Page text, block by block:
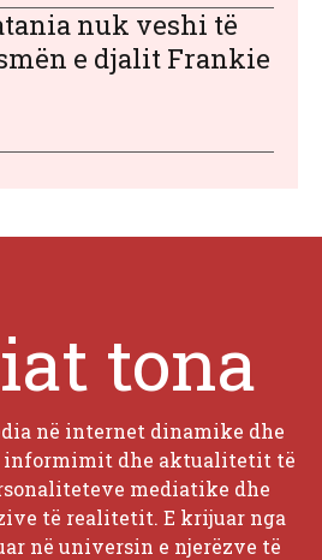
nuk veshi të
e djalit Frankie
tona
në internet dinamike dhe
informimit dhe aktualitetit të
mediatike dhe
të realitetit. E krijuar nga
në universin e njerëzve të